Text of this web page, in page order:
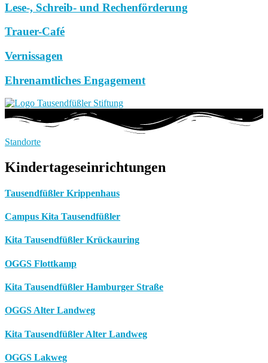
Lese-, Schreib- und Rechenförderung
Trauer-Café
Vernissagen
Ehrenamtliches Engagement
Standorte
Kindertageseinrichtungen
Tausendfüßler Krippenhaus
Campus Kita Tausendfüßler
Kita Tausendfüßler Krückauring
OGGS Flottkamp
Kita Tausendfüßler Hamburger Straße
OGGS Alter Landweg
Kita Tausendfüßler Alter Landweg
OGGS Lakweg